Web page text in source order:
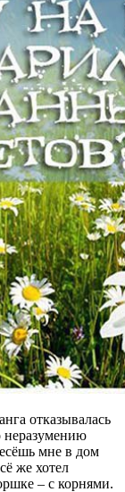
отказывалась
неразумению
мне в дом
же хотел
– с корнями.